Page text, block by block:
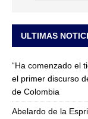
ULTIMAS
“Ha comenzado el
el primer discurso
de Colombia
Abelardo de la